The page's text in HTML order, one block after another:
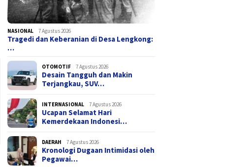
NASIONAL 7 Agustus 2026
Tragedi dan Keberanian di Desa Lengkong:
…
OTOMOTIF 7 Agustus 2026
Desain Tangguh dan Makin
Terjangkau, SUV…
INTERNASIONAL 7 Agustus 2026
Ucapan Selamat Hari
Kemerdekaan Indonesi…
DAERAH 7 Agustus 2026
Kronologi Dugaan Intimidasi oleh
Pegawai…